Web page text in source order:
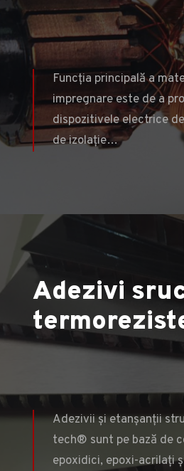
Funcția principală a
impregnare este de a
dispozitivele electrice
de izolație…
Adezivi
Adezivii și etanșanții
tech® sunt pe bază de
epoxidici, epoxi-acrilați